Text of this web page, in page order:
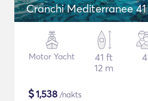
Cranchi Mediterranee 41
Motor Yacht
41 ft
12 m
4
$1,538 /nakts